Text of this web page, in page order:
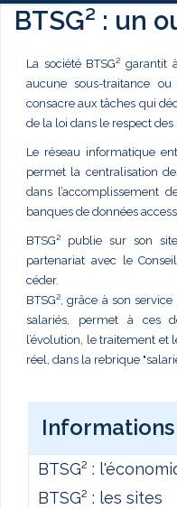
BTSG² : un
La société BTSG² garantit
aucune sous-traitance
consacre aux tâches qui
de la loi dans le respect
Le réseau informatique
permet la centralisation
dans l’accomplissement
banques de données
BTSG² publie sur son
partenariat avec le
céder.
BTSG², grâce à son
salariés, permet à ces
l’évolution, le traitement
réel, dans la rebrique
Informations
BTSG² :
BTSG² : les sites